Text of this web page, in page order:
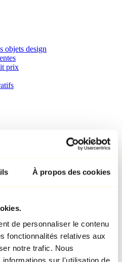
À propos des cookies
de personnaliser le contenu
fonctionnalités relatives aux
notre trafic. Nous
informations sur l'utilisation de
objets design
prix